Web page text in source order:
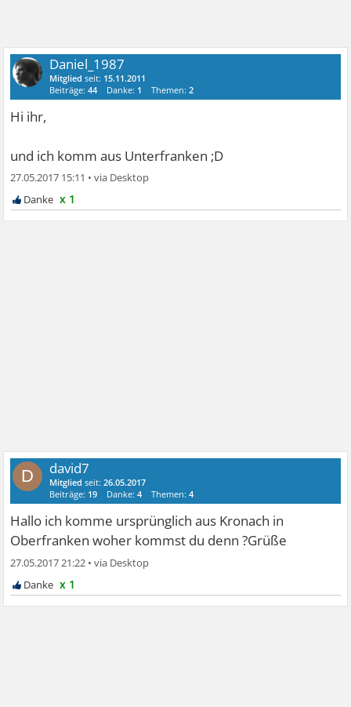
Daniel_1987
Mitglied seit: 15.11.2011
Beiträge:44 Danke: 1 Themen:2
Hi ihr,
und ich komm aus Unterfranken ;D
27.05.2017 15:11 •
x 1
D david7
Mitglied seit:26.05.2017
Beiträge: 19 Danke:4 Themen:4
Hallo ich komme ursprünglich aus Kronach in
Oberfranken woher kommst du denn ?Grüße
27.05.2017 21:22 •
x 1